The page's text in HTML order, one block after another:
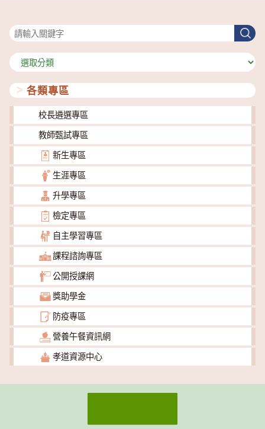
搜
尋
分
類
各類專區
校長遴選專區
教師甄試專區
新生專區
生涯專區
升學專區
檢定專區
自主學習專區
課程諮詢專區
公開授課網
獎助學金
防疫專區
營養午餐資訊網
孝道資源中心